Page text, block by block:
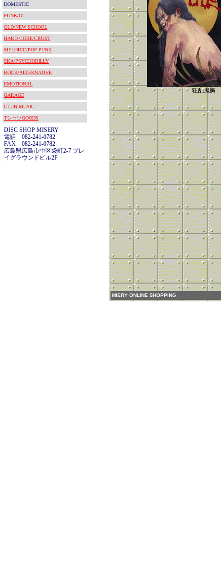
DOMESTIC
PUNK/OI
OLD/NEW SCHOOL
HARD CORE/CRUST
MELODIC/POP PUNK
SKA/PSYCHOBILLY
ROCK/ALTERNATIVE
EMOTIONAL
GARAGE
CLUB MUSIC
TシャツGOODS
DISC SHOP MISERY
電話 082-241-0782
FAX 082-241-0782
広島県広島市中区袋町2-7 プレ
イグラウンドビル2F
狂乱鬼胸
MIERY ONLINE SHOPPING